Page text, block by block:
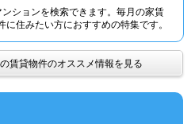
TOP
ションを検索できます。毎月の家賃
住みたい方におすすめの特集です。
賃貸物件のオススメ情報を見る